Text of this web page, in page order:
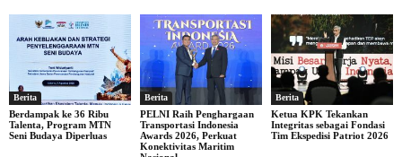
Berita
Berdampak ke 36 Ribu
Talenta, Program MTN
Seni Budaya Diperluas
Berita
PELNI Raih Penghargaan
Transportasi Indonesia
Awards 2026, Perkuat
Konektivitas Maritim
Berita
Ketua KPK Tekankan
Integritas sebagai Fondasi
Tim Ekspedisi Patriot 2026